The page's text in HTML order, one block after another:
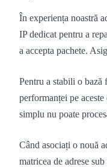
În experiența noastră
IP dedicat pentru a
a accepta pachete.
Pentru a stabili o bază
performanței pe
simplu nu poate
Când asociați o nouă
matricea de adrese